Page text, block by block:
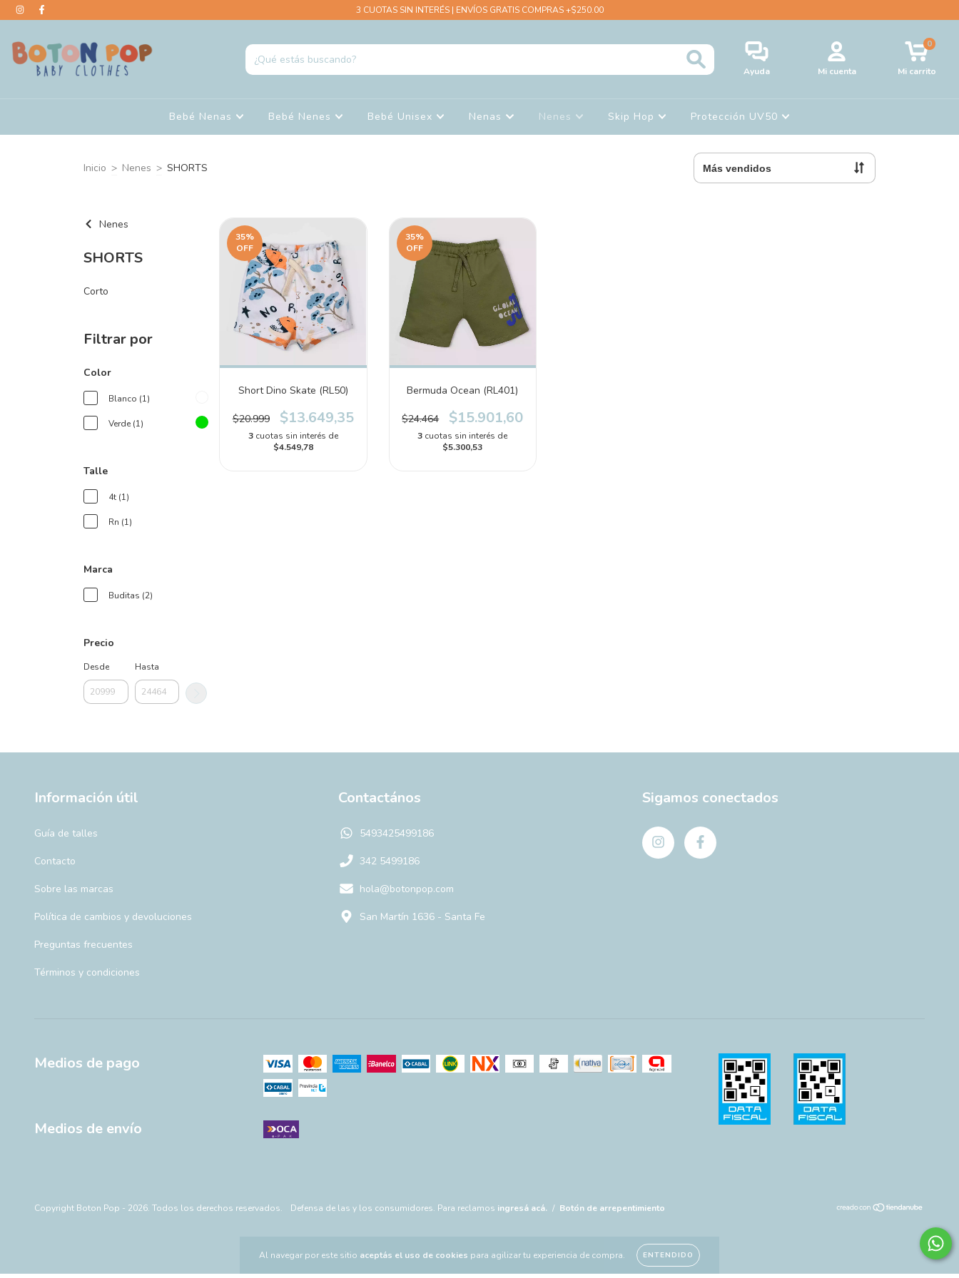
3 CUOTAS SIN INTERÉS | ENVÍOS GRATIS COMPRAS +$250.00
Ayuda Mi cuenta Mi carrito
0
Bebé Nenas Bebé Nenes Bebé Unisex Nenas Nenes Skip Hop Protección UV50
Al navegar por este sitio aceptás el uso de cookies para agilizar tu experiencia de compra. ENTENDIDO
Inicio > Nenes > SHORTS
Nenes
SHORTS
Corto
Filtrar por
Color
Blanco (1)
Verde (1)
Talle
4t (1)
Rn (1)
Marca
Buditas (2)
Precio
Desde Hasta
35%
OFF
Short Dino Skate (RL50)
$20.999 $13.649,35
3 cuotas sin interés de
$4.549,78
35%
OFF
Bermuda Ocean (RL401)
$24.464 $15.901,60
3 cuotas sin interés de
$5.300,53
Información útil
Guía de talles
Contacto
Sobre las marcas
Política de cambios y devoluciones
Preguntas frecuentes
Términos y condiciones
Contactános
5493425499186
342 5499186
hola@botonpop.com
San Martín 1636 - Santa Fe
Sigamos conectados
Medios de pago
Medios de envío
Copyright Boton Pop - 2026. Todos los derechos reservados. Defensa de las y los consumidores. Para reclamos ingresá acá. / Botón de arrepentimiento